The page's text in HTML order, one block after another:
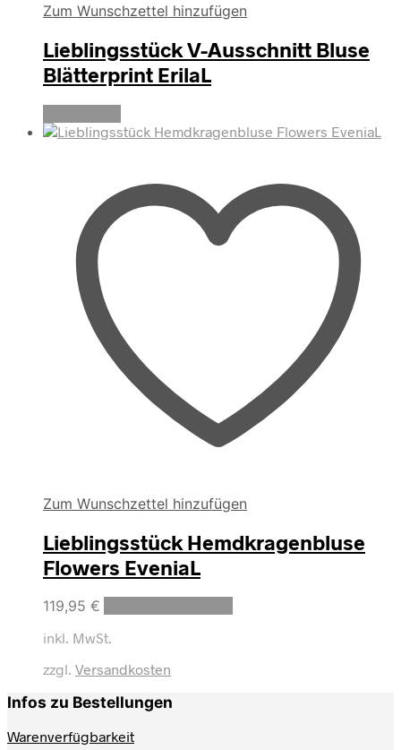
Zum Wunschzettel hinzufügen
Lieblingsstück V-Ausschnitt Bluse
Blätterprint ErilaL
Zum Wunschzettel hinzufügen
Lieblingsstück Hemdkragenbluse
Flowers EveniaL
119,95 €
inkl. MwSt.
zzgl. Versandkosten
Infos zu Bestellungen
Warenverfügbarkeit